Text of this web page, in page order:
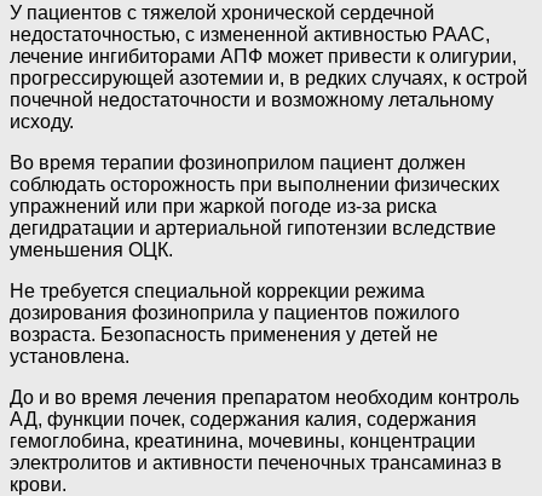
У пациентов с тяжелой хронической сердечной
недостаточностью, с измененной активностью РААС,
лечение ингибиторами АПФ может привести к олигурии,
прогрессирующей азотемии и, в редких случаях, к острой
почечной недостаточности и возможному летальному
исходу.
Во время терапии фозиноприлом пациент должен
соблюдать осторожность при выполнении физических
упражнений или при жаркой погоде из-за риска
дегидратации и артериальной гипотензии вследствие
уменьшения ОЦК.
Не требуется специальной коррекции режима
дозирования фозиноприла у пациентов пожилого
возраста. Безопасность применения у детей не
установлена.
До и во время лечения препаратом необходим контроль
АД, функции почек, содержания калия, содержания
гемоглобина, креатинина, мочевины, концентрации
электролитов и активности печеночных трансаминаз в
крови.